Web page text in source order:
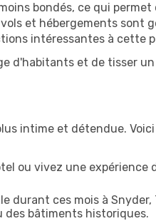
bondés, ce qui permet
et hébergements sont
intéressantes à cette
d'habitants et de tisser
intime et détendue.
ou vivez une expérience
durant ces mois à Snyder,
des bâtiments historiques.